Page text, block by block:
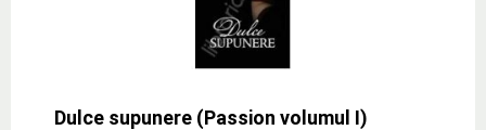
Dulce supunere (Passion volumul I)